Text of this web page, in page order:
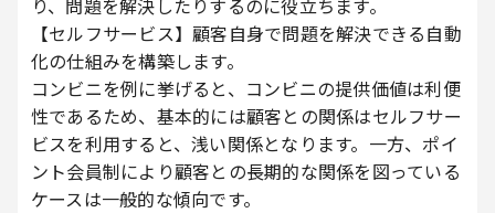
【セルフサービス】顧客自身で問題を解決できる自動
化の仕組みを構築します。
コンビニを例に挙げると、コンビニの提供価値は利便
性であるため、基本的には顧客との関係はセルフサー
ビスを利用すると、浅い関係となります。一方、ポイ
ント会員制により顧客との長期的な関係を図っている
ケースは一般的な傾向です。